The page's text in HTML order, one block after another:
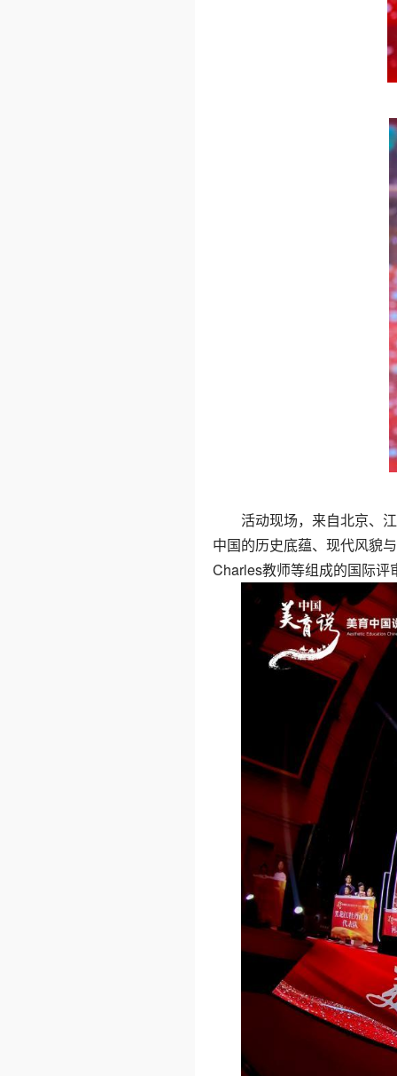
活动现场，来自北京、
中国的历史底蕴、现代风貌
Charles教师等组成的国际评